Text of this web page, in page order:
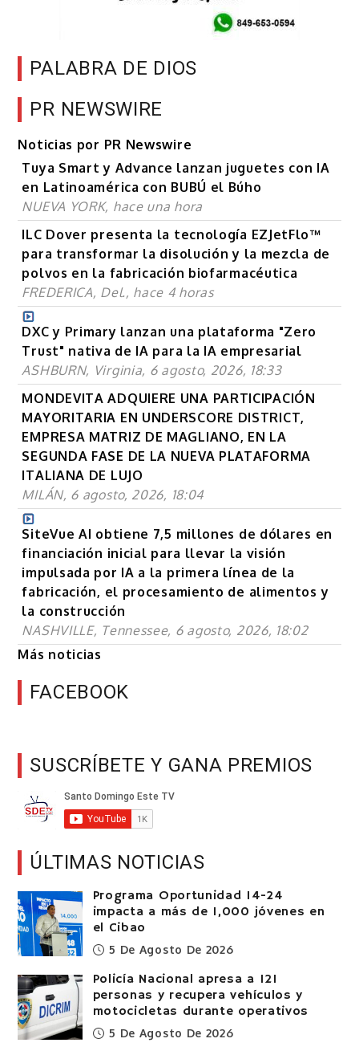
PALABRA DE DIOS
PR NEWSWIRE
Noticias por PR Newswire
Tuya Smart y Advance lanzan juguetes con IA
en Latinoamérica con BUBÚ el Búho
NUEVA YORK, hace una hora
ILC Dover presenta la tecnología EZJetFlo™
para transformar la disolución y la mezcla de
polvos en la fabricación biofarmacéutica
FREDERICA, Del., hace 4 horas
DXC y Primary lanzan una plataforma "Zero
Trust" nativa de IA para la IA empresarial
ASHBURN, Virginia, 6 agosto, 2026, 18:33
MONDEVITA ADQUIERE UNA PARTICIPACIÓN
MAYORITARIA EN UNDERSCORE DISTRICT,
EMPRESA MATRIZ DE MAGLIANO, EN LA
SEGUNDA FASE DE LA NUEVA PLATAFORMA
ITALIANA DE LUJO
MILÁN, 6 agosto, 2026, 18:04
SiteVue AI obtiene 7,5 millones de dólares en
financiación inicial para llevar la visión
impulsada por IA a la primera línea de la
fabricación, el procesamiento de alimentos y
la construcción
NASHVILLE, Tennessee, 6 agosto, 2026, 18:02
Más noticias
FACEBOOK
SUSCRÍBETE Y GANA PREMIOS
ÚLTIMAS NOTICIAS
Programa Oportunidad 14-24
impacta a más de 1,000 jóvenes en
el Cibao
5 De Agosto De 2026
Policía Nacional apresa a 121
personas y recupera vehículos y
motocicletas durante operativos
5 De Agosto De 2026